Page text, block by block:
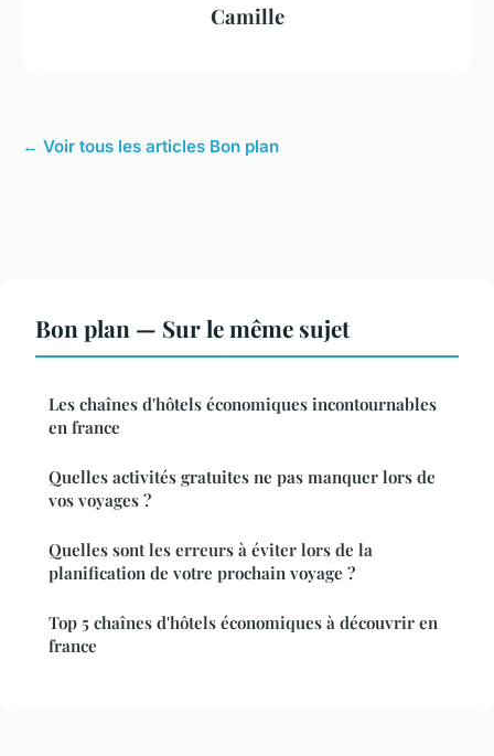
Camille
← Voir tous les articles Bon plan
Bon plan — Sur le même sujet
Les chaînes d'hôtels économiques incontournables
en france
Quelles activités gratuites ne pas manquer lors de
vos voyages ?
Quelles sont les erreurs à éviter lors de la
planification de votre prochain voyage ?
Top 5 chaînes d'hôtels économiques à découvrir en
france